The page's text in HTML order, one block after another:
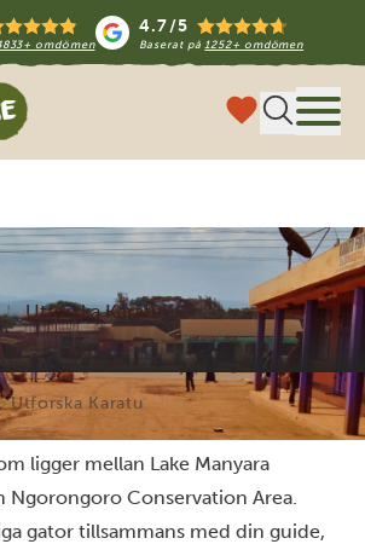
omdömen
4.7/5
Baserat på1252+ omdömen
Utforska Karatu
Utforska Karatu
ligger mellan Lake Manyara
Ngorongoro Conservation Area.
gator tillsammans med din guide,